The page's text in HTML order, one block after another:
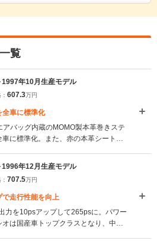
覧
年10月生産モデル
607.3万円
全車に標準化
アバッグ内蔵のMOMO製本革巻きステ
車に標準化。また、赤の本革シートや
ンプなどを装備した特別限定車、タイ
トXを設定した。（1997.1）
年12月生産モデル
707.5万円
で走行性能を向上
力を10psアップして265psに。パワー
オは国産車トップクラスとなり、中高